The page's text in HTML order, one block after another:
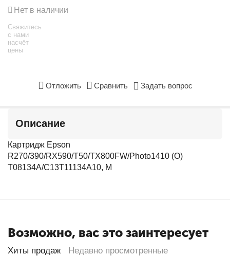
Нет в наличии
Свяжитесь
с нами
насчёт
цены
Отложить Сравнить Задать вопрос
Описание
Картридж Epson
R270/390/RX590/T50/TX800FW/Photo1410 (O)
T08134A/C13T11134A10, M
Возможно, вас это заинтересует
Хиты продаж Недавно просмотренные